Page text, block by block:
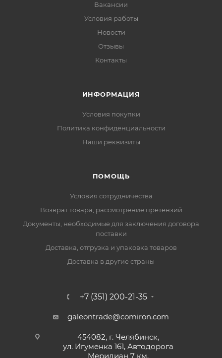
Вакансии
Условия работы
Новости
Отзывы
Контакты
ИНФОРМАЦИЯ
Условия покупки
Политика конфиденциальности
Наши реквизиты
ПОМОЩЬ
Условия сотрудничества
Возврат товара, рассмотрение претензий
Документы, необходимые для заключения договора
поставки
Доставка, отгрузка и упаковка товаров
Доставка в другие страны
+7 (351) 200-21-35
galeontrade@comiron.com
454082, г. Челябинск,
ул. Игуменка 161, Автодорога
Меридиан 7 км,